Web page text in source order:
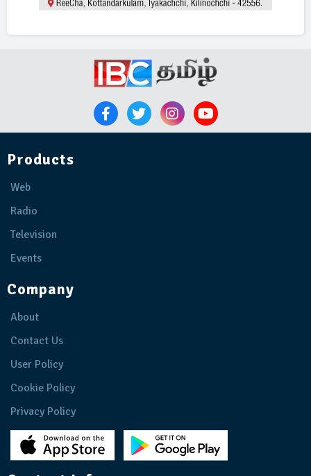
Products
Web
Radio
Television
Events
Company
About
Contact Us
User Policy
Cookie Policy
Privacy Policy